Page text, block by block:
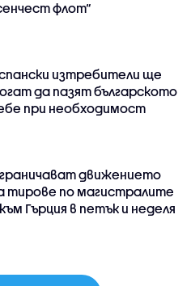
флот“
изтребители ще
да пазят българското
при необходимост
движението
тирове по магистралите
Гърция в петък и неделя